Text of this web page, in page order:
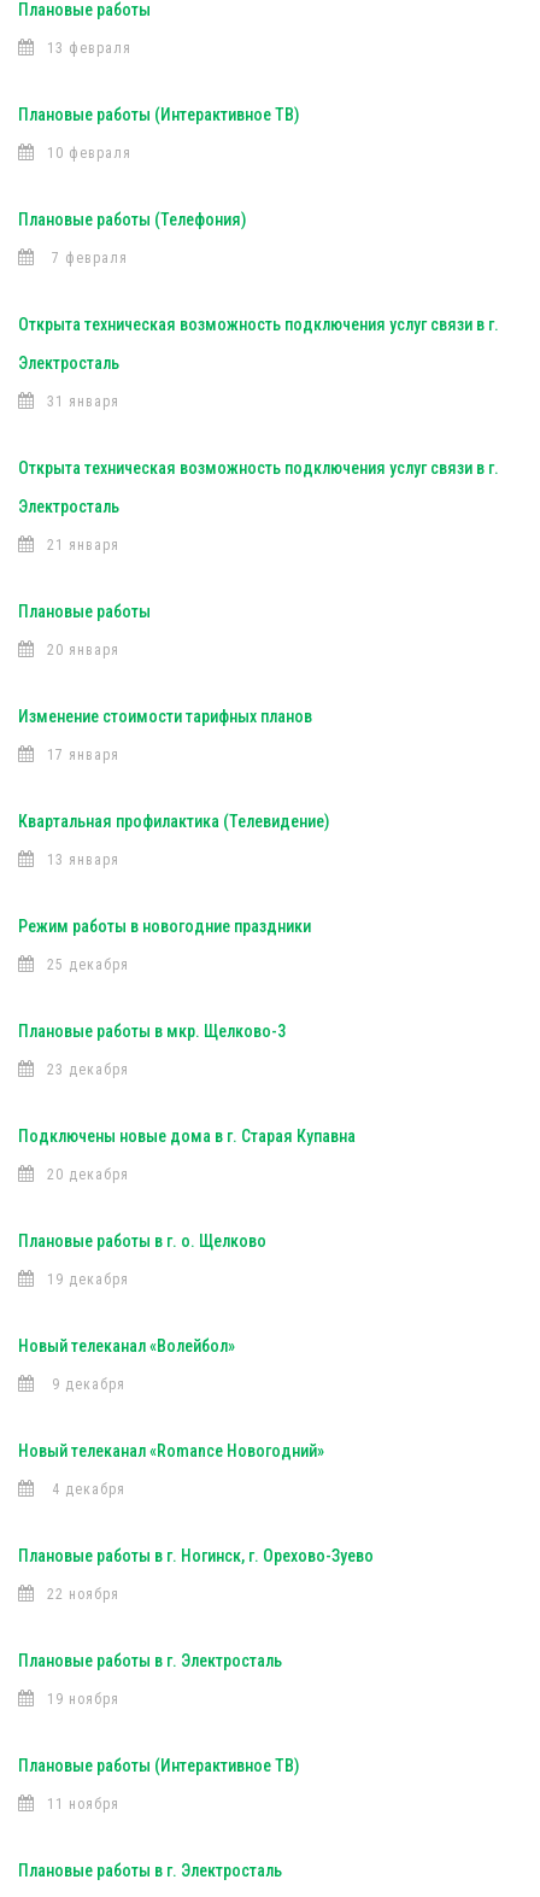
Плановые работы
13 февраля
Плановые работы (Интерактивное ТВ)
10 февраля
Плановые работы (Телефония)
7 февраля
Открыта техническая возможность подключения услуг связи в г.
Электросталь
31 января
Открыта техническая возможность подключения услуг связи в г.
Электросталь
21 января
Плановые работы
20 января
Изменение стоимости тарифных планов
17 января
Квартальная профилактика (Телевидение)
13 января
Режим работы в новогодние праздники
25 декабря
Плановые работы в мкр. Щелково-3
23 декабря
Подключены новые дома в г. Старая Купавна
20 декабря
Плановые работы в г. о. Щелково
19 декабря
Новый телеканал «Волейбол»
9 декабря
Новый телеканал «Romance Новогодний»
4 декабря
Плановые работы в г. Ногинск, г. Орехово-Зуево
22 ноября
Плановые работы в г. Электросталь
19 ноября
Плановые работы (Интерактивное ТВ)
11 ноября
Плановые работы в г. Электросталь